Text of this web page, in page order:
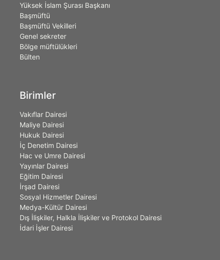
Yüksek İslam Şurası Başkanı
Başmüftü
Başmüftü Vekilleri
Genel sekreter
Bölge müftülükleri
Bülten
Birimler
Vakıflar Dairesi
Maliye Dairesi
Hukuk Dairesi
İç Denetim Dairesi
Hac ve Umre Dairesi
Yayınlar Dairesi
Eğitim Dairesi
İrşad Dairesi
Sosyal Hizmetler Dairesi
Medya-Kültür Dairesi
Dış İlişkiler, Halkla İlişkiler ve Protokol Dairesi
İdari İşler Dairesi